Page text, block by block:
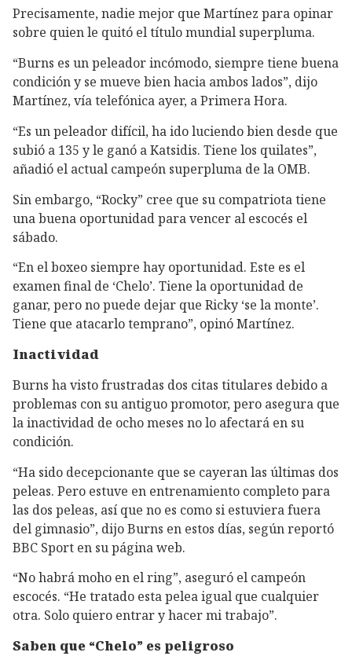
Precisamente, nadie mejor que Martínez para opinar
sobre quien le quitó el título mundial superpluma.
“Burns es un peleador incómodo, siempre tiene buena
condición y se mueve bien hacia ambos lados”, dijo
Martínez, vía telefónica ayer, a Primera Hora.
“Es un peleador difícil, ha ido luciendo bien desde que
subió a 135 y le ganó a Katsidis. Tiene los quilates”,
añadió el actual campeón superpluma de la OMB.
Sin embargo, “Rocky” cree que su compatriota tiene
una buena oportunidad para vencer al escocés el
sábado.
“En el boxeo siempre hay oportunidad. Este es el
examen final de ‘Chelo’. Tiene la oportunidad de
ganar, pero no puede dejar que Ricky ‘se la monte’.
Tiene que atacarlo temprano”, opinó Martínez.
Inactividad
Burns ha visto frustradas dos citas titulares debido a
problemas con su antiguo promotor, pero asegura que
la inactividad de ocho meses no lo afectará en su
condición.
“Ha sido decepcionante que se cayeran las últimas dos
peleas. Pero estuve en entrenamiento completo para
las dos peleas, así que no es como si estuviera fuera
del gimnasio”, dijo Burns en estos días, según reportó
BBC Sport en su página web.
“No habrá moho en el ring”, aseguró el campeón
escocés. “He tratado esta pelea igual que cualquier
otra. Solo quiero entrar y hacer mi trabajo”.
Saben que “Chelo” es peligroso